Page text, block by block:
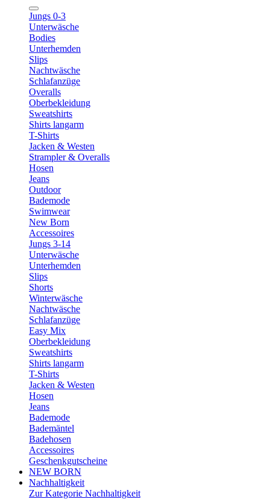
Jungs 0-3
Unterwäsche
Bodies
Unterhemden
Slips
Nachtwäsche
Schlafanzüge
Overalls
Oberbekleidung
Sweatshirts
Shirts langarm
T-Shirts
Jacken & Westen
Strampler & Overalls
Hosen
Jeans
Outdoor
Bademode
Swimwear
New Born
Accessoires
Jungs 3-14
Unterwäsche
Unterhemden
Slips
Shorts
Winterwäsche
Nachtwäsche
Schlafanzüge
Easy Mix
Oberbekleidung
Sweatshirts
Shirts langarm
T-Shirts
Jacken & Westen
Hosen
Jeans
Bademode
Bademäntel
Badehosen
Accessoires
Geschenkgutscheine
NEW BORN
Nachhaltigkeit
Zur Kategorie Nachhaltigkeit